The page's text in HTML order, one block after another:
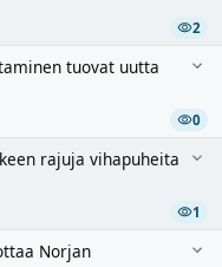
2
tuovat uutta
0
rajuja vihapuheita
1
Norjan